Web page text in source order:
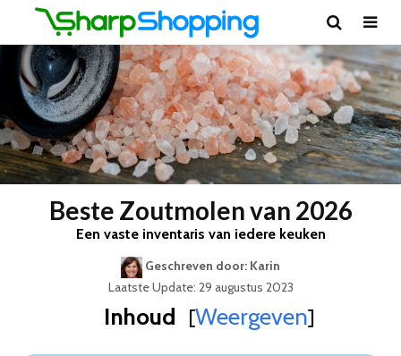
Beste Zoutmolen van 2026
Een vaste inventaris van iedere keuken
Geschreven door: Karin
Laatste Update: 29 augustus 2023
Inhoud [Weergeven]